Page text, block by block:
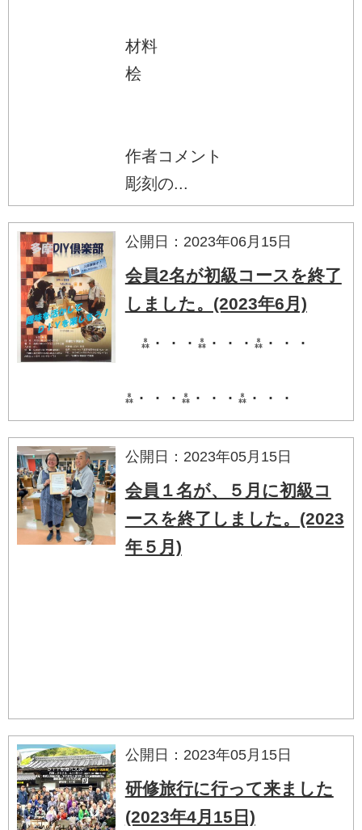
材料
桧
作者コメント
彫刻の...
公開日：2023年06月15日
会員2名が初級コースを終了
しました。(2023年6月)
⁂・・・⁂・・・⁂・・・
⁂・・・⁂・・・⁂・・・
公開日：2023年05月15日
会員１名が、５月に初級コ
ースを終了しました。(2023
年５月)
公開日：2023年05月15日
研修旅行に行って来ました
(2023年4月15日)